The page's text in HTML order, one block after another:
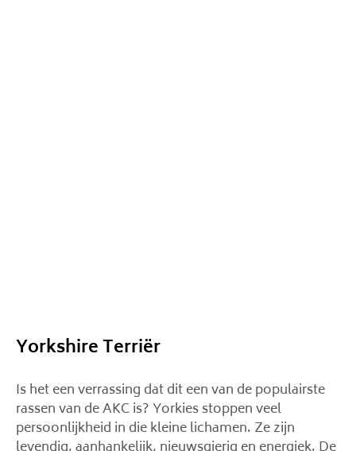
Yorkshire Terriër
Is het een verrassing dat dit een van de populairste
rassen van de AKC is? Yorkies stoppen veel
persoonlijkheid in die kleine lichamen. Ze zijn